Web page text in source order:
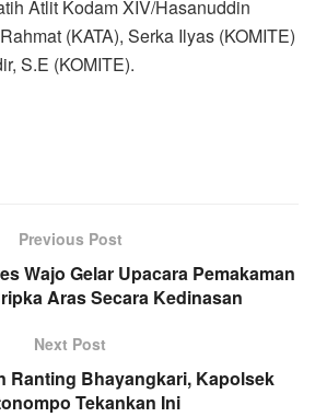
Atlit Kodam XIV/Hasanuddin
(KATA), Serka Ilyas (KOMITE)
S.E (KOMITE).
Previous Post
Wajo Gelar Upacara Pemakaman
Aras Secara Kedinasan
Next Post
Ranting Bhayangkari, Kapolsek
Tekankan Ini